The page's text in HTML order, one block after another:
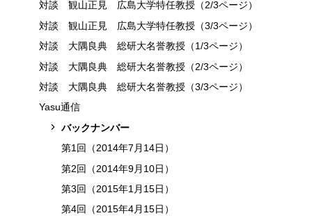
対談 観山正見 広島大学特任教授（2/3ページ）
対談 観山正見 広島大学特任教授（3/3ページ）
対談 大隅良典 総研大名誉教授（1/3ページ）
対談 大隅良典 総研大名誉教授（2/3ページ）
対談 大隅良典 総研大名誉教授（3/3ページ）
Yasu通信
バックナンバー
第1回（2014年7月14日）
第2回（2014年9月10日）
第3回（2015年1月15日）
第4回（2015年4月15日）